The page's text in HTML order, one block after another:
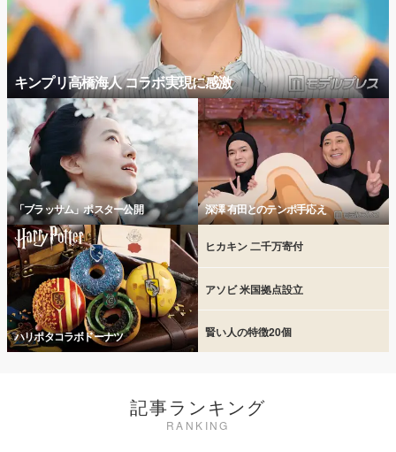
キンプリ高橋海人 コラボ実現に感激
「ブラッサム」ポスター公開 深澤 有田とのテンポ手応え
ハリポタコラボドーナツ
ヒカキン 二千万寄付
アソビ 米国拠点設立
賢い人の特徴20個
記事ランキング
RANKING